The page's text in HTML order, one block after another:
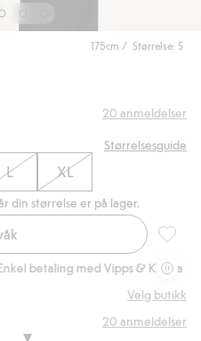
175cm / Størrelse: S
20 anmeldelser
Størrelsesguide
L XL
din størrelse er på lager.
betaling med Vipps & Klarna
Velg butikk
20 anmeldelser